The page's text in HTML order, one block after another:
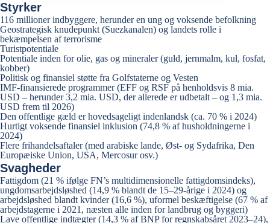
Styrker
116 millioner indbyggere, herunder en ung og voksende befolkning
Geostrategisk knudepunkt (Suezkanalen) og landets rolle i
bekæmpelsen af terrorisme
Turistpotentiale
Potentiale inden for olie, gas og mineraler (guld, jernmalm, kul, fosfat,
kobber)
Politisk og finansiel støtte fra Golfstaterne og Vesten
IMF-finansierede programmer (EFF og RSF på henholdsvis 8 mia.
USD – herunder 3,2 mia. USD, der allerede er udbetalt – og 1,3 mia.
USD frem til 2026)
Den offentlige gæld er hovedsageligt indenlandsk (ca. 70 % i 2024)
Hurtigt voksende finansiel inklusion (74,8 % af husholdningerne i
2024)
Flere frihandelsaftaler (med arabiske lande, Øst- og Sydafrika, Den
Europæiske Union, USA, Mercosur osv.)
Svagheder
Fattigdom (21 % ifølge FN’s multidimensionelle fattigdomsindeks),
ungdomsarbejdsløshed (14,9 % blandt de 15–29-årige i 2024) og
arbejdsløshed blandt kvinder (16,6 %), uformel beskæftigelse (67 % af
arbejdstagerne i 2021, næsten alle inden for landbrug og byggeri)
Lave offentlige indtægter (14,3 % af BNP for regnskabsåret 2023–24),